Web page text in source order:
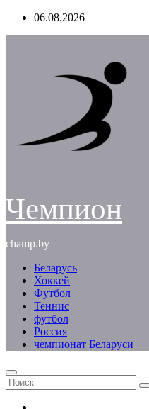
Перейти06.08.2026
Чемпион
champ.by
Беларусь
Хоккей
Футбол
Теннис
футбол
Россия
чемпионат Беларуси